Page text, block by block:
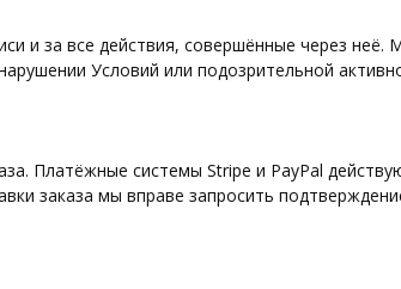
и за все действия, совершённые через
Условий или подозрительной
Платёжные системы Stripe и PayPal
заказа мы вправе запросить